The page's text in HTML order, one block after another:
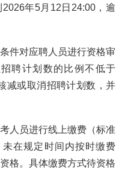
年5月12日24:00，逾
件对应聘人员进行资格审
聘计划数的比例不低于
减或取消招聘计划数，并
人员进行线上缴费（标准
在规定时间内按时缴费
格。具体缴费方式待资格